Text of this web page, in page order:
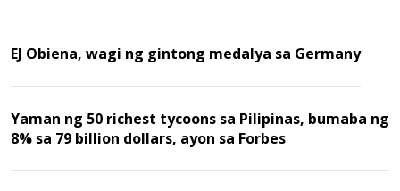
EJ Obiena, wagi ng gintong medalya sa Germany
Yaman ng 50 richest tycoons sa Pilipinas, bumaba ng
8% sa 79 billion dollars, ayon sa Forbes